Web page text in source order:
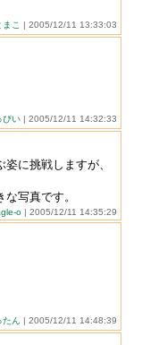
まこ | 2005/12/11 13:33:03
ぴい | 2005/12/11 14:32:33
に挑戦しますが、
写真です。
o | 2005/12/11 14:35:29
たん | 2005/12/11 14:48:39